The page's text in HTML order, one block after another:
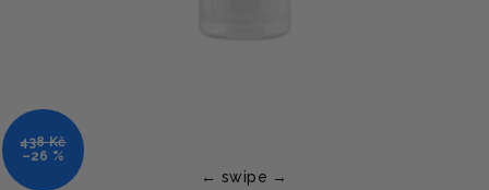
438 Kč
–26 %